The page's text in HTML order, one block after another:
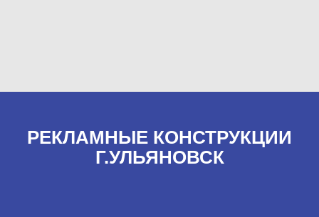
РЕКЛАМНЫЕ КОНСТРУКЦИИ
Г.УЛЬЯНОВСК